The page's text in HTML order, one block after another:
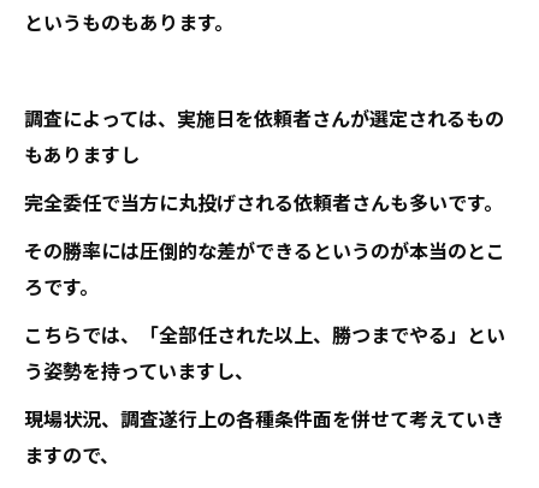
というものもあります。
調査によっては、実施日を依頼者さんが選定されるもの
もありますし
完全委任で当方に丸投げされる依頼者さんも多いです。
その勝率には圧倒的な差ができるというのが本当のとこ
ろです。
こちらでは、「全部任された以上、勝つまでやる」とい
う姿勢を持っていますし、
現場状況、調査遂行上の各種条件面を併せて考えていき
ますので、